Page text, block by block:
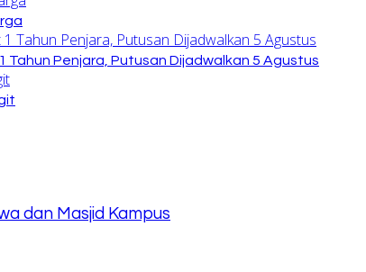
Penjara, Putusan Dijadwalkan 5 Agustus
dan Masjid Kampus